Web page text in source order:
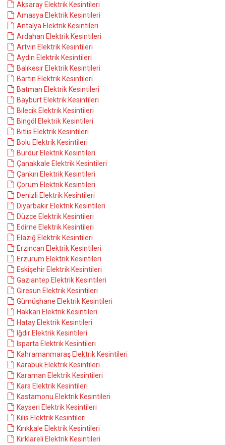
Aksaray Elektrik Kesintileri
Amasya Elektrik Kesintileri
Antalya Elektrik Kesintileri
Ardahan Elektrik Kesintileri
Artvin Elektrik Kesintileri
Aydın Elektrik Kesintileri
Balıkesir Elektrik Kesintileri
Bartın Elektrik Kesintileri
Batman Elektrik Kesintileri
Bayburt Elektrik Kesintileri
Bilecik Elektrik Kesintileri
Bingöl Elektrik Kesintileri
Bitlis Elektrik Kesintileri
Bolu Elektrik Kesintileri
Burdur Elektrik Kesintileri
Çanakkale Elektrik Kesintileri
Çankırı Elektrik Kesintileri
Çorum Elektrik Kesintileri
Denizli Elektrik Kesintileri
Diyarbakır Elektrik Kesintileri
Düzce Elektrik Kesintileri
Edirne Elektrik Kesintileri
Elazığ Elektrik Kesintileri
Erzincan Elektrik Kesintileri
Erzurum Elektrik Kesintileri
Eskişehir Elektrik Kesintileri
Gaziantep Elektrik Kesintileri
Giresun Elektrik Kesintileri
Gümüşhane Elektrik Kesintileri
Hakkari Elektrik Kesintileri
Hatay Elektrik Kesintileri
Iğdır Elektrik Kesintileri
Isparta Elektrik Kesintileri
Kahramanmaraş Elektrik Kesintileri
Karabük Elektrik Kesintileri
Karaman Elektrik Kesintileri
Kars Elektrik Kesintileri
Kastamonu Elektrik Kesintileri
Kayseri Elektrik Kesintileri
Kilis Elektrik Kesintileri
Kırıkkale Elektrik Kesintileri
Kırklareli Elektrik Kesintileri